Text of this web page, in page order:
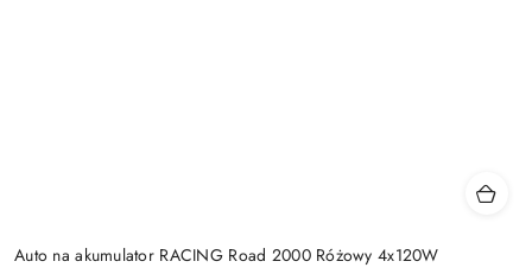
Auto na akumulator RACING Road 2000 Różowy 4x120W